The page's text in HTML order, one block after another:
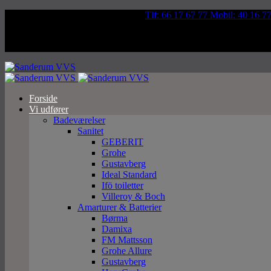
Tlf: 66 17 67 77 Mobil: 40 16
Forside
Vi udfører
Badeværelser
Sanitet
GEBERIT
Grohe
Gustavberg
Ideal Standard
Ifö toiletter
Villeroy & Boch
Amarturer & Batterier
Børma
Damixa
FM Mattsson
Grohe Allure
Gustavberg